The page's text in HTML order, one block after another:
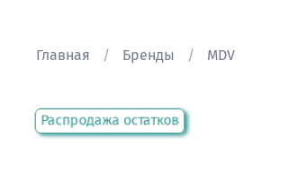
Главная Бренды MDV
Распродажа остатков